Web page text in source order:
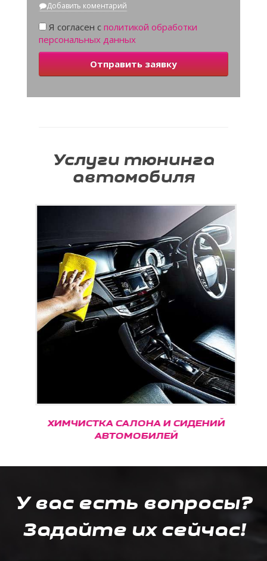
Добавить коментарий
Я согласен с политикой обработки
персональных данных
Отправить заявку
Услуги тюнинга
автомобиля
ХИМЧИСТКА САЛОНА И СИДЕНИЙ
АВТОМОБИЛЕЙ
У вас есть вопросы?
Задайте их сейчас!